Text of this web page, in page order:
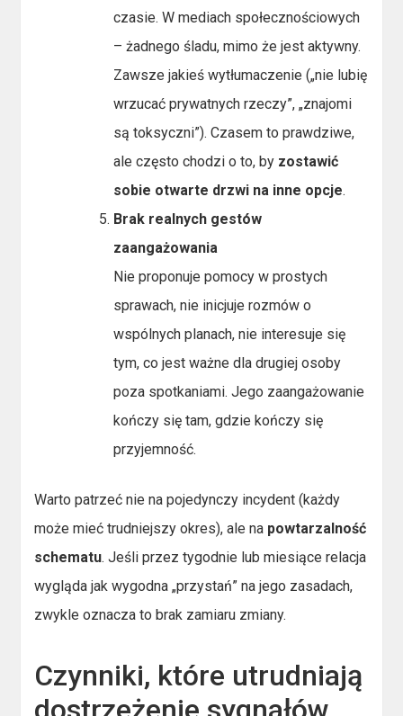
czasie. W mediach społecznościowych
– żadnego śladu, mimo że jest aktywny.
Zawsze jakieś wytłumaczenie („nie lubię
wrzucać prywatnych rzeczy”, „znajomi
są toksyczni”). Czasem to prawdziwe,
ale często chodzi o to, by zostawić
sobie otwarte drzwi na inne opcje.
Brak realnych gestów
zaangażowania
Nie proponuje pomocy w prostych
sprawach, nie inicjuje rozmów o
wspólnych planach, nie interesuje się
tym, co jest ważne dla drugiej osoby
poza spotkaniami. Jego zaangażowanie
kończy się tam, gdzie kończy się
przyjemność.
Warto patrzeć nie na pojedynczy incydent (każdy
może mieć trudniejszy okres), ale na powtarzalność
schematu. Jeśli przez tygodnie lub miesiące relacja
wygląda jak wygodna „przystań” na jego zasadach,
zwykle oznacza to brak zamiaru zmiany.
Czynniki, które utrudniają